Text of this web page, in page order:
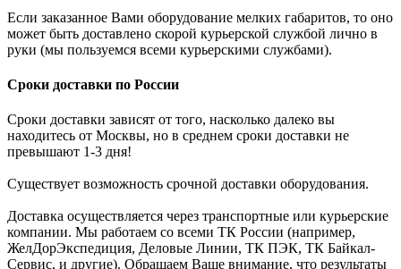
Если заказанное Вами оборудование мелких габаритов, то оно
может быть доставлено скорой курьерской службой лично в
руки (мы пользуемся всеми курьерскими службами).
Сроки доставки по России
Сроки доставки зависят от того, насколько далеко вы
находитесь от Москвы, но в среднем сроки доставки не
превышают 1-3 дня!
Существует возможность срочной доставки оборудования.
Доставка осуществляется через транспортные или курьерские
компании. Мы работаем со всеми ТК России (например,
ЖелДорЭкспедиция, Деловые Линии, ТК ПЭК, ТК Байкал-
Сервис, и другие). Обращаем Ваше внимание, что результаты